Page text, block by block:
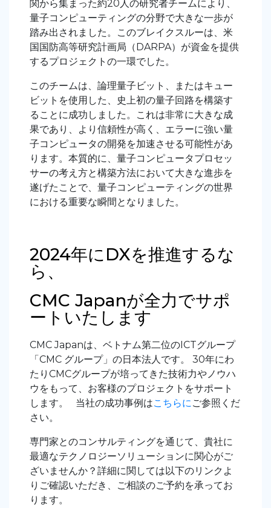
関から集まった約20人の研究者チームにより、
量子コンピューティングの分野で大きな一歩が
踏み出されました。このブレイクスルーは、米
国国防高等研究計画局（DARPA）が資金を提供
するプロジェクトの一環でした。
このチームは、論理量子ビット、またはキュー
ビットを使用した、史上初の量子回路を構築す
ることに成功しました。これは非常に大きな成
果であり、より信頼性が高く、エラーに強い量
子コンピュータの開発を加速させる可能性があ
ります。本質的に、量子コンピュータプロセッ
サーの考え方と構築方法において大きな進歩を
遂げたことで、量子コンピューティングの世界
における重要な瞬間となりました。
2024年にDXを推進するな
ら、
CMC Japanが全力でサポ
ートいたします
CMC Japanは、ベトナム第二位のICTグループ
「CMC グループ」の日本法人です。 30年にわ
たりCMCグループが培ってきた技術力やノウハ
ウをもって、お客様のプロジェクトをサポート
します。 当社の成功事例はこちらにご参照くだ
さい。
専門家とのコンサルティングを通じて、貴社に
最適なテクノロジーソリューションに関心がご
ざいませんか？詳細に関しては以下のリンクよ
りご確認いただき、ご相談のご予約を承ってお
ります。